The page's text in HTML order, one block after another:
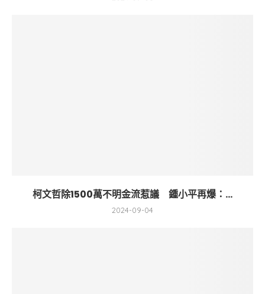
柯文哲除1500萬不明金流惹議 鍾小平再爆：...
2024-09-04